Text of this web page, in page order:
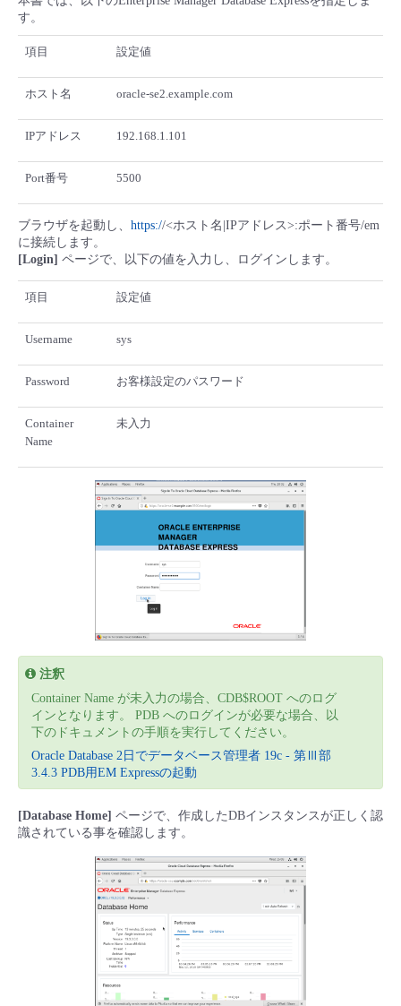
す。
項目 設定値
ホスト名 oracle-se2.example.com
IPアドレス 192.168.1.101
Port番号 5500
ブラウザを起動し、 https://<ホスト名|IPアドレス>:ポート番号/em
に接続します。
[Login] ページで、以下の値を入力し、ログインします。
項目 設定値
Username sys
Password お客様設定のパスワード
Container
Name
未入力
注釈
Container Name が未入力の場合、CDB$ROOT へのログ
インとなります。 PDB へのログインが必要な場合、以
下のドキュメントの手順を実行してください。
Oracle Database 2日でデータベース管理者 19c - 第Ⅲ部
3.4.3 PDB用EM Expressの起動
[Database Home] ページで、作成したDBインスタンスが正しく認
識されている事を確認します。